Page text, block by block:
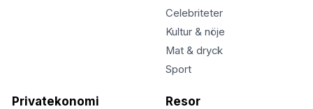
Celebriteter
Kultur & nöje
Mat & dryck
Sport
Privatekonomi Resor